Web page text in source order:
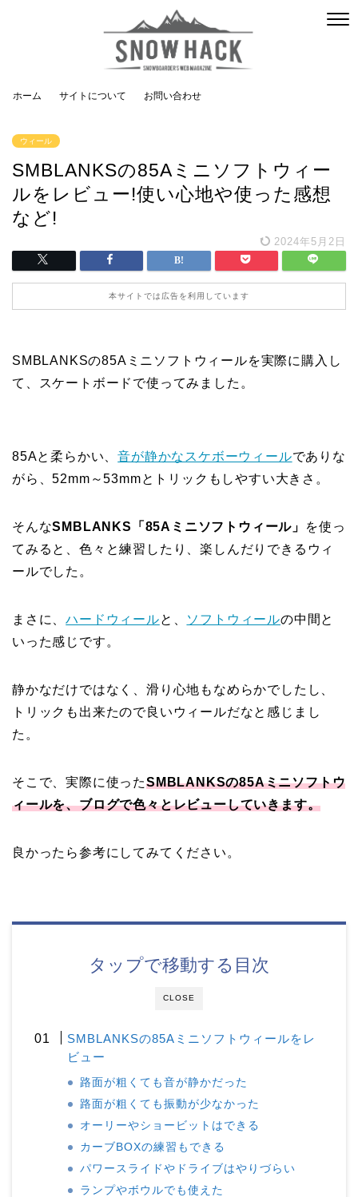
ホーム サイトについて お問い合わせ
ウィール
SMBLANKSの85Aミニソフトウィー
ルをレビュー!使い心地や使った感想
など!
2024年5月2日
本サイトでは広告を利用しています
SMBLANKSの85Aミニソフトウィールを実際に購入し
て、スケートボードで使ってみました。
85Aと柔らかい、音が静かなスケボーウィールでありな
がら、52mm～53mmとトリックもしやすい大きさ。
そんなSMBLANKS「85Aミニソフトウィール」
を使っ
てみると、色々と練習したり、楽しんだりできるウィ
ールでした。
まさに、ハードウィールと、 ソフトウィールの中間と
いった感じです。
静かなだけではなく、滑り心地もなめらかでしたし、
トリックも出来たので良いウィールだなと感じまし
た。
そこで、実際に使ったSMBLANKSの85Aミニソフトウ
ィールを、ブログで色々とレビューしていきます。
良かったら参考にしてみてください。
CLOSE
タップで移動する目次
SMBLANKSの85Aミニソフトウィールをレ
ビュー
路面が粗くても音が静かだった
路面が粗くても振動が少なかった
オーリーやショービットはできる
カーブBOXの練習もできる
パワースライドやドライブはやりづらい
ランプやボウルでも使えた